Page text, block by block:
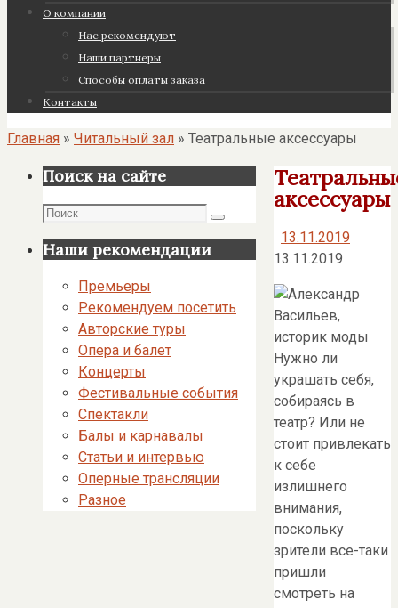
О компании
Нас рекомендуют
Наши партнеры
Cпособы оплаты заказа
Контакты
Главная » Читальный зал » Театральные аксессуары
аксессуары
13.11.2019
13.11.2019
Нужно ли
украшать себя,
собираясь в
театр? Или не
стоит привлекать
к себе
излишнего
внимания,
поскольку
зрители все-таки
пришли
смотреть на
Поиск на сайте
Поиск
Поиск
Наши рекомендации
Премьеры
Рекомендуем посетить
Авторские туры
Опера и балет
Концерты
Фестивальные события
Спектакли
Балы и карнавалы
Статьи и интервью
Оперные трансляции
Разное